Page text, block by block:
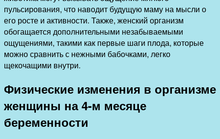
пульсирования, что наводит будущую маму на мысли о
его росте и активности. Также, женский организм
обогащается дополнительными незабываемыми
ощущениями, такими как первые шаги плода, которые
можно сравнить с нежными бабочками, легко
щекочащими внутри.
Физические изменения в организме
женщины на 4-м месяце
беременности